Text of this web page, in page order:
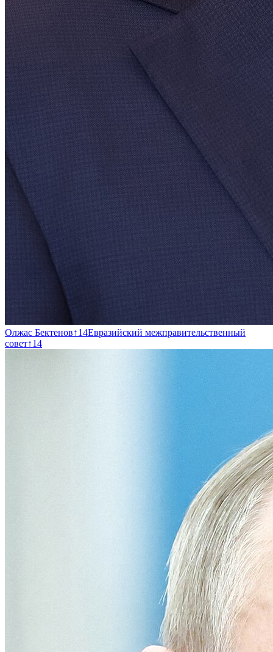
Олжас Бектенов↑14Евразийский межправительственный
совет↑14